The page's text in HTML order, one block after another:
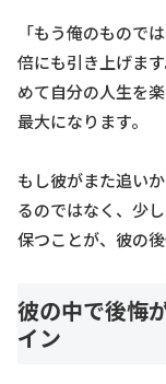
「もう俺のもので
倍にも引き上げま
めて自分の人生を
最大になります。
もし彼がまた追い
るのではなく、少
保つことが、彼の
彼の中で後悔
イン